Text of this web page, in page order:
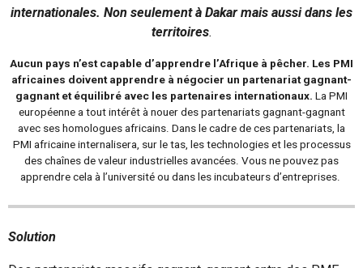
internationales. Non seulement à Dakar mais aussi dans les
territoires.
Aucun pays n’est capable d’apprendre l’Afrique à pêcher. Les PMI
africaines doivent apprendre à négocier un partenariat gagnant-
gagnant et équilibré avec les partenaires internationaux. La PMI
européenne a tout intérêt à nouer des partenariats gagnant-gagnant
avec ses homologues africains. Dans le cadre de ces partenariats, la
PMI africaine internalisera, sur le tas, les technologies et les processus
des chaînes de valeur industrielles avancées. Vous ne pouvez pas
apprendre cela à l’université ou dans les incubateurs d’entreprises.
Solution